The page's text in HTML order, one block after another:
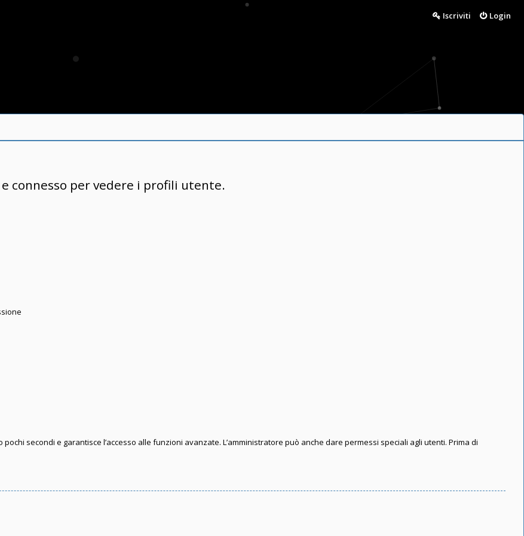
Login
Iscriviti
connesso per vedere i profili utente.
secondi e garantisce l’accesso alle funzioni avanzate. L’amministratore può anche dare permessi speciali agli utenti. Prima di